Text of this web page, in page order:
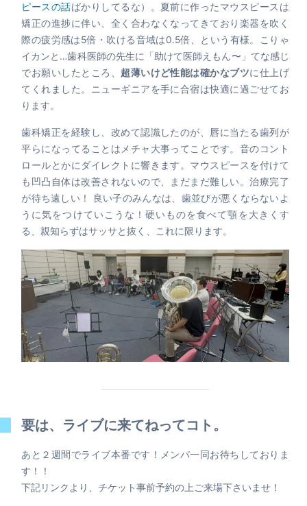
ピースの話ばかりしてるな）。夏前に作ったマウスピースは
矯正の進捗に伴い、全く合わなくなってきており楽器を吹く
際の疲労感は5倍・吹ける音域は0.5倍、という有様。こりゃ
イカンと…歯科医師の先生に「助けて医師えもん〜」てな感じ
でお願いしたところ、 超薄いけど性能は確かなブツに仕上げ
てくれました。ニューギニアを手に合宿は快適に過ごせてお
ります。
歯科矯正を経験し、改めて認識したのが、唇に当たる歯列が
平らになってることはメチャ大事ってことです。音のコント
ロールとかにダイレクトに響きます。マウスピースを付けて
も凹凸自体は改善されないので、まだまだ難しい。治療完了
が待ち遠しい！ 良い子のみんなは、歯並びが悪くならないよ
うに気をつけていこうな！硬いものを食べて顎を大きくす
る、親知らずはサッサと抜く、これに限ります。
要は、ライブに来てねってコト。
あと２週間でライブ本番です！メンバ一同お待ちしておりま
す！！
下記リンクより、チケット事前予約の上ご来場下さいませ！